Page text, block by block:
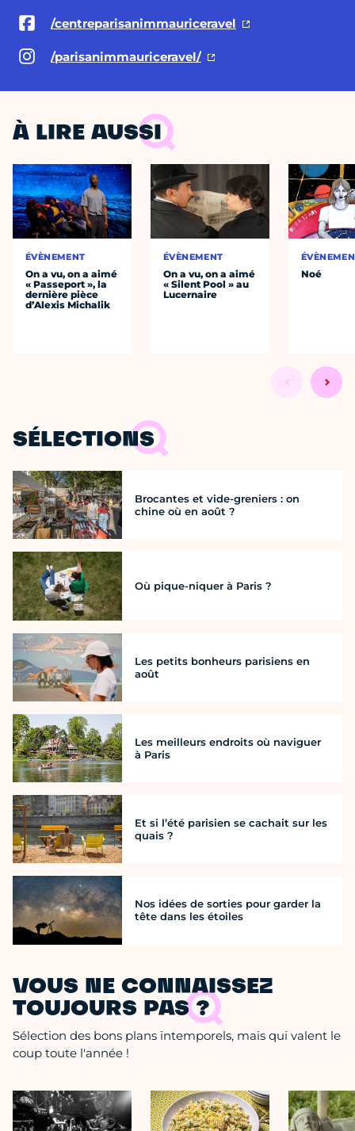
/centreparisanimmauriceravel
/parisanimmauriceravel/
À LIRE AUSSI
ÉVÈNEMENT
On a vu, on a aimé
« Passeport », la
dernière pièce
d’Alexis Michalik
ÉVÈNEMENT
On a vu, on a aimé
« Silent Pool » au
Lucernaire
Noé
SÉLECTIONS
Brocantes et vide-greniers : on
chine où en août ?
Où pique-niquer à Paris ?
Les petits bonheurs parisiens en
août
Les meilleurs endroits où naviguer
à Paris
Et si l’été parisien se cachait sur les
quais ?
Nos idées de sorties pour garder la
tête dans les étoiles
VOUS NE CONNAISSEZ
TOUJOURS PAS ?
Sélection des bons plans intemporels, mais qui valent le
coup toute l'année !